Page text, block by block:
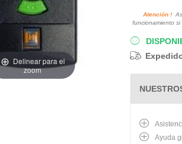
Delinear para el
zoom
Atención !
funcionamiento si
Ayuda